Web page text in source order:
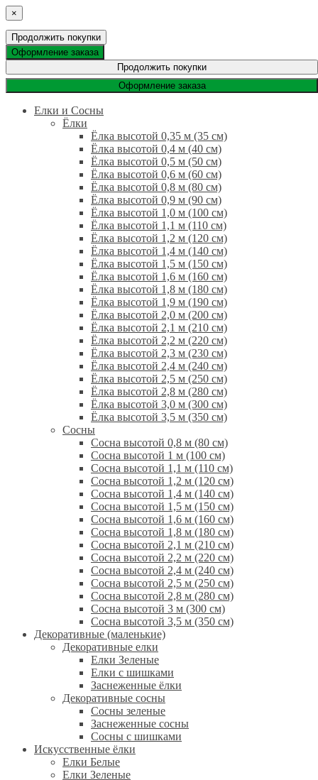
×
Продолжить покупки
Оформление заказа
Продолжить покупки
Оформление заказа
Елки и Сосны
Ёлки
Ёлка высотой 0,35 м (35 см)
Ёлка высотой 0,4 м (40 см)
Ёлка высотой 0,5 м (50 см)
Ёлка высотой 0,6 м (60 см)
Ёлка высотой 0,8 м (80 см)
Ёлка высотой 0,9 м (90 см)
Ёлка высотой 1,0 м (100 см)
Ёлка высотой 1,1 м (110 см)
Ёлка высотой 1,2 м (120 см)
Ёлка высотой 1,4 м (140 см)
Ёлка высотой 1,5 м (150 см)
Ёлка высотой 1,6 м (160 см)
Ёлка высотой 1,8 м (180 см)
Ёлка высотой 1,9 м (190 см)
Ёлка высотой 2,0 м (200 см)
Ёлка высотой 2,1 м (210 см)
Ёлка высотой 2,2 м (220 см)
Ёлка высотой 2,3 м (230 см)
Ёлка высотой 2,4 м (240 см)
Ёлка высотой 2,5 м (250 см)
Ёлка высотой 2,8 м (280 см)
Ёлка высотой 3,0 м (300 см)
Ёлка высотой 3,5 м (350 см)
Сосны
Сосна высотой 0,8 м (80 см)
Сосна высотой 1 м (100 см)
Сосна высотой 1,1 м (110 см)
Сосна высотой 1,2 м (120 см)
Сосна высотой 1,4 м (140 см)
Сосна высотой 1,5 м (150 см)
Сосна высотой 1,6 м (160 см)
Сосна высотой 1,8 м (180 см)
Сосна высотой 2,1 м (210 см)
Сосна высотой 2,2 м (220 см)
Сосна высотой 2,4 м (240 см)
Сосна высотой 2,5 м (250 см)
Сосна высотой 2,8 м (280 см)
Сосна высотой 3 м (300 см)
Сосна высотой 3,5 м (350 см)
Декоративные (маленькие)
Декоративные елки
Елки Зеленые
Елки с шишками
Заснеженные ёлки
Декоративные сосны
Сосны зеленые
Заснеженные сосны
Сосны с шишками
Искусственные ёлки
Елки Белые
Елки Зеленые